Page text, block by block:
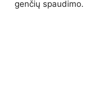
genčių spaudimo.